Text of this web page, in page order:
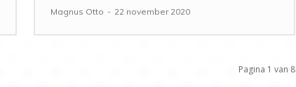
Magnus Otto - 22 november 2020
Pagina 1 van 8